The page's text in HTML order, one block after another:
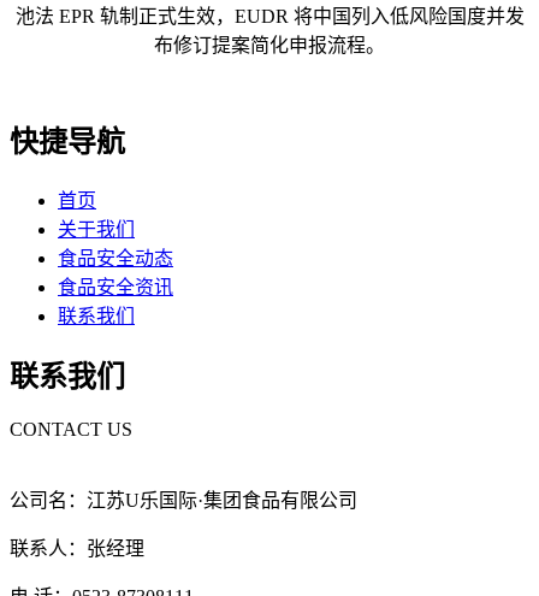
池法 EPR 轨制正式生效，EUDR 将中国列入低风险国度并发
布修订提案简化申报流程。
快捷导航
首页
关于我们
食品安全动态
食品安全资讯
联系我们
联系我们
CONTACT US
公司名：江苏U乐国际·集团食品有限公司
联系人：张经理